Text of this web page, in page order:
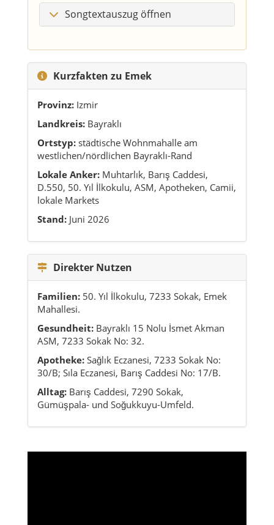
Songtextauszug öffnen
Kurzfakten zu Emek
Provinz: Izmir
Landkreis: Bayraklı
Ortstyp: städtische Wohnmahalle am
westlichen/nördlichen Bayraklı-Rand
Lokale Anker: Muhtarlık, Barış Caddesi,
D.550, 50. Yıl İlkokulu, ASM, Apotheken, Camii,
lokale Markets
Stand: Juni 2026
Direkter Nutzen
Familien: 50. Yıl İlkokulu, 7233 Sokak, Emek
Mahallesi.
Gesundheit: Bayraklı 15 Nolu İsmet Akman
ASM, 7233 Sokak No: 32.
Apotheke: Sağlık Eczanesi, 7233 Sokak No:
30/B; Sıla Eczanesi, Barış Caddesi No: 17/B.
Alltag: Barış Caddesi, 7290 Sokak,
Gümüşpala- und Soğukkuyu-Umfeld.